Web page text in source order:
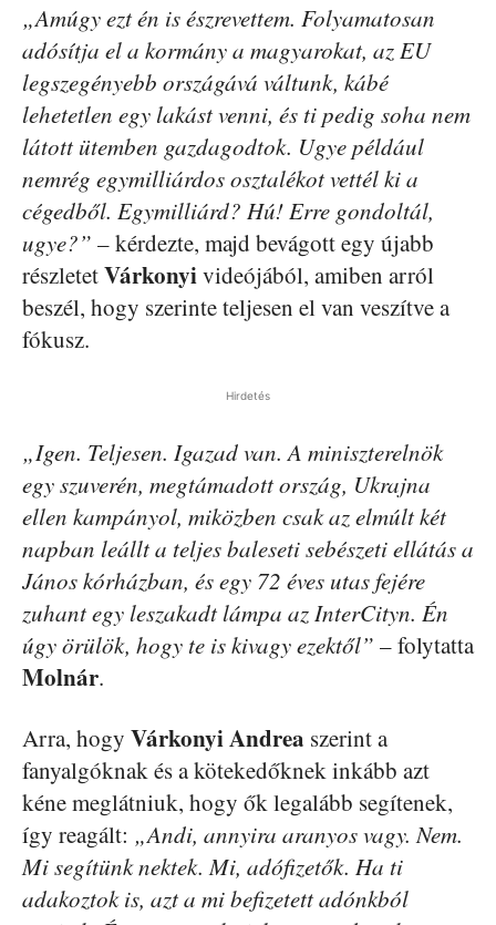
„Amúgy ezt én is észrevettem. Folyamatosan
adósítja el a kormány a magyarokat, az EU
legszegényebb országává váltunk, kábé
lehetetlen egy lakást venni, és ti pedig soha nem
látott ütemben gazdagodtok. Ugye például
nemrég egymilliárdos osztalékot vettél ki a
cégedből. Egymilliárd? Hú! Erre gondoltál,
ugye?” – kérdezte, majd bevágott egy újabb
részletetVárkonyivideójából, amiben arról
beszél, hogy szerinte teljesen el van veszítve a
fókusz.
Hirdetés
„Igen. Teljesen. Igazad van. A miniszterelnök
egy szuverén, megtámadott ország, Ukrajna
ellen kampányol, miközben csak az elmúlt két
napban leállt a teljes baleseti sebészeti ellátás a
János kórházban, és egy 72 éves utas fejére
zuhant egy leszakadt lámpa az InterCityn. Én
úgy örülök, hogy te is kivagy ezektől” – folytatta
Molnár.
Arra, hogy Várkonyi Andrea szerint a
fanyalgóknak és a kötekedőknek inkább azt
kéne meglátniuk, hogy ők legalább segítenek,
így reagált: „Andi, annyira aranyos vagy. Nem.
Mi segítünk nektek. Mi, adófizetők. Ha ti
adakoztok is, azt a mi befizetett adónkból